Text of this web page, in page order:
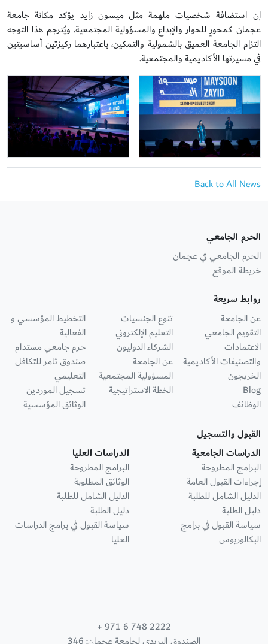
إن استضافة شخصيات ملهمة مثل ميسون زايد يؤكد مكانة جامعة
عجمان كمحورٍ للحوار والإبداع والمسؤولية المجتمعية. ويُترجم هذا التوجه
التزام الجامعة العميق بالشمولية والتمكين، باعتبارهما ركيزتين أساسيتين
في مسيرتها الأكاديمية والمجتمعية.
Back to All News
الحرم الجامعي
الحرم الجامعي في عجمان
خريطة الموقع
روابط سريعة
عن الجامعة
التقويم الجامعي
الاعتمادات
والتصنيفات الأكاديمية
الخريجون
Blog
الوظائف
تنوع الجنسيات
التعليم الإلكتروني
الشركاء الدوليون
عن الجامعة
المسؤولية المجتمعية
الخطة الاستراتيجية
التخطيط المؤسسي و
الفعالية
حرم جامعي مستدام
صندوق ثامر للتكافل
التعليمي
تسجيل الموردين
الوثائق المؤسسية
القبول والتسجيل
الدراسات الجامعية
البرامج المطروحة
إجراءات القبول العامة
الدليل الشامل للطلبة
دليل الطلبة
سياسة القبول في برامج
البكالوريوس
الدراسات العليا
البرامج المطروحة
الوثائق المطلوبة
الدليل الشامل للطلبة
دليل الطلبة
سياسة القبول في برامج الدراسات
العليا
+ 971 6 748 2222